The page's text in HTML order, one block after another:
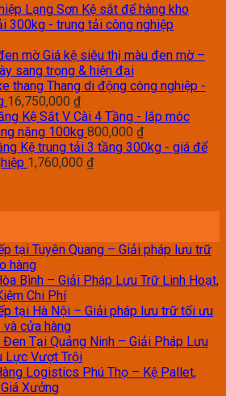
Kệ sắt để hàng kho
300kg - trung tải công nghiệp
Giá kệ siêu thị màu đen mờ –
sang trọng & hiện đại
Thang di động công nghiệp -
16,750,000 ₫
Kệ Sắt V Cài 4 Tầng - lắp móc
nặng 100kg 800,000 ₫
Kệ trung tải 3 tầng 300kg - giá để
1,760,000 ₫
tại Tuyên Quang – Giải pháp lưu trữ
hàng
Bình – Giải Pháp Lưu Trữ Linh Hoạt,
Chi Phí
tại Hà Nội – Giải pháp lưu trữ tối ưu
và cửa hàng
Đen Tại Quảng Ninh – Giải Pháp Lưu
Lực Vượt Trội
Logistics Phú Thọ – Kệ Pallet,
Xưởng